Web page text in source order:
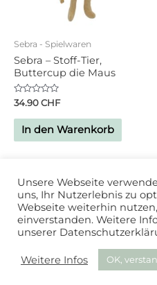
Sebra - Spielwaren
Sebra – Stoff-Tier,
Buttercup die Maus
Bewertet
0
von
34.90CHF
In den Warenkorb
Unsere Webseite
uns, Ihr Nutzerlebnis zu
Webseite weiterhin
einverstanden. Weitere
unserer
Weitere Infos OK,